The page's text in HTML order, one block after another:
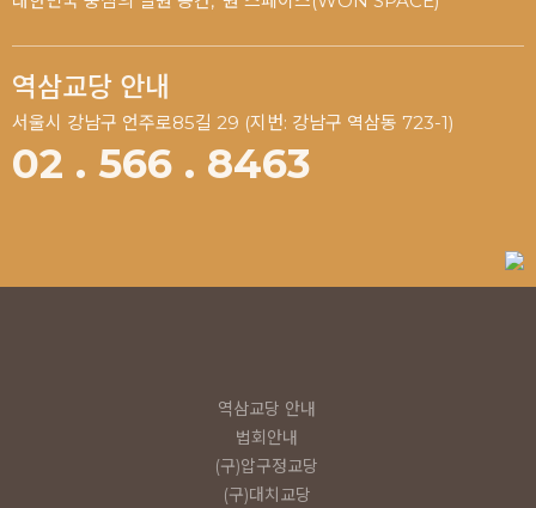
역삼교당 안내
서울시 강남구 언주로85길 29 (지번: 강남구 역삼동 723-1)
02 . 566 . 8463
역삼교당 안내
법회안내
(구)압구정교당
(구)대치교당